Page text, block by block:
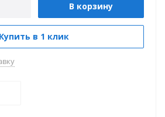
В корзину
Купить в 1 клик